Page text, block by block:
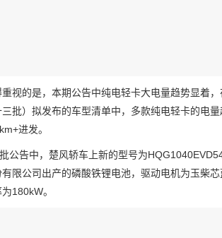
的是，本期公告中纯电轻卡大电量趋势显着，
批）拟发布的车型清单中，多款纯电轻卡的电
进发。
中，楚风轿车上新的型号为HQG1040EVD54
限公司出产的磷酸铁锂电池，驱动电机为玉柴
180kW。